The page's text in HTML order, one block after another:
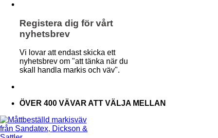
Registera dig för vårt
nyhetsbrev
Vi lovar att endast skicka ett
nyhetsbrev om "att tänka när du
skall handla markis och väv".
ÖVER 400 VÄVAR ATT VÄLJA MELLAN